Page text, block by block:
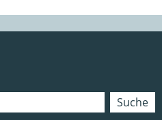
Suche